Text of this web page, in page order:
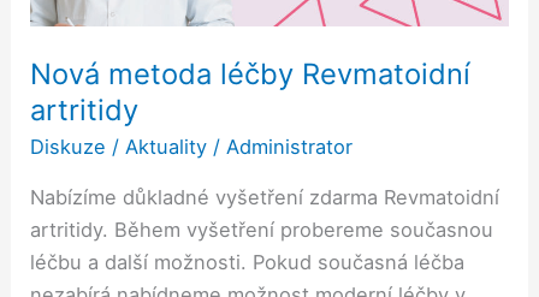
Nová metoda léčby Revmatoidní
artritidy
Diskuze /Aktuality /Administrator
Nabízíme důkladné vyšetření zdarma Revmatoidní
artritidy. Během vyšetření probereme současnou
léčbu a další možnosti. Pokud současná léčba